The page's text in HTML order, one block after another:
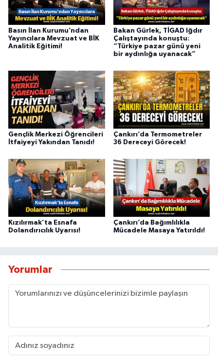
Basın İlan Kurumu’ndan
Yayıncılara Mevzuat ve BİK
Analitik Eğitimi!
Bakan Gürlek, TİGAD Iğdır
Çalıştayında konuştu:
“Türkiye pazar günü yeni
bir aydınlığa uyanacak”
Gençlik Merkezi Öğrencileri
İtfaiyeyi Yakından Tanıdı!
Çankırı’da Termometreler
36 Dereceyi Görecek!
Kızılırmak’ta Esnafa
Dolandırıcılık Uyarısı!
Çankırı’da Bağımlılıkla
Mücadele Masaya Yatırıldı!
Yorumlar